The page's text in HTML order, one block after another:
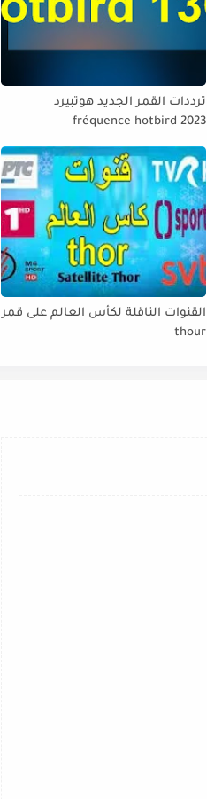
ترددات القمر الجديد هوتبيرد
fréquence hotbird 2023
القنوات الناقلة لكأس العالم على قمر
thour